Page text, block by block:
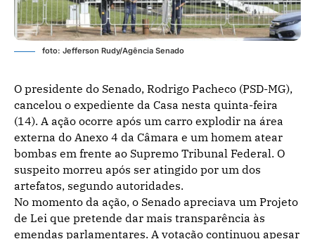
foto: Jefferson Rudy/Agência Senado
O presidente do Senado, Rodrigo Pacheco (PSD-MG),
cancelou o expediente da Casa nesta quinta-feira
(14). A ação ocorre após um carro explodir na área
externa do Anexo 4 da Câmara e um homem atear
bombas em frente ao Supremo Tribunal Federal. O
suspeito morreu após ser atingido por um dos
artefatos, segundo autoridades.
No momento da ação, o Senado apreciava um Projeto
de Lei que pretende dar mais transparência às
emendas parlamentares. A votação continuou apesar